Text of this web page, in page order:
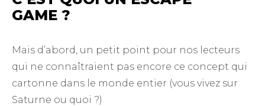
GAME ?
Mais d’abord, un petit point pour nos lecteurs
qui ne connaîtraient pas encore ce concept qui
cartonne dans le monde entier (vous vivez sur
Saturne ou quoi ?)